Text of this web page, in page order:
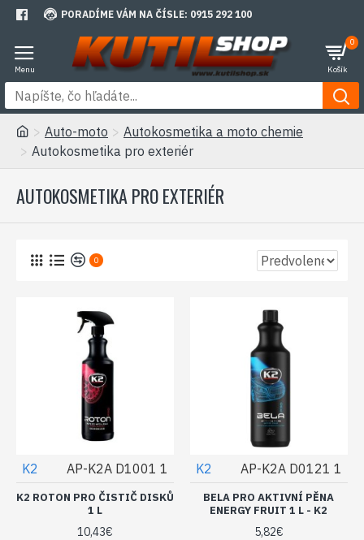
PORADÍME VÁM NA ČÍSLE: 0915 292 100
0
Auto-moto
Autokosmetika a moto chemie
Autokosmetika pro exteriér
AUTOKOSMETIKA PRO EXTERIÉR
0
K2 AP-K2A D1001 1
K2 ROTON PRO ČISTIČ DISKŮ
1 L
10,43€
K2 AP-K2A D0121 1
BELA PRO AKTIVNÍ PĚNA
ENERGY FRUIT 1 L - K2
5,82€